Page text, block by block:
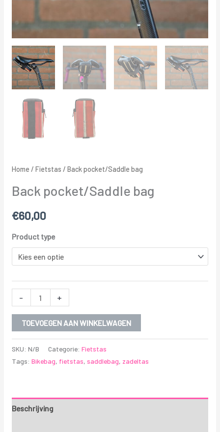
Home / Fietstas / Back pocket/Saddle bag
Back pocket/Saddle bag
€60,00
Product type
- +
TOEVOEGEN AAN WINKELWAGEN
SKU: N/B Categorie: Fietstas
Tags: Bikebag, fietstas, saddlebag, zadeltas
Beschrijving